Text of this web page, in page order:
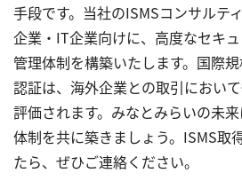
手段です。当社のISMSコンサルテ
企業・IT企業向けに、高度なセキ
管理体制を構築いたします。国際
認証は、海外企業との取引におい
評価されます。みなとみらいの未
体制を共に築きましょう。ISMS取
たら、ぜひご連絡ください。